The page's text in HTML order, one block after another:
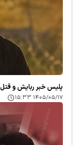
پلیس خبر ربایش و قتل
۱۴۰۵/۰۵/۱۷ ۱۵:۳۳